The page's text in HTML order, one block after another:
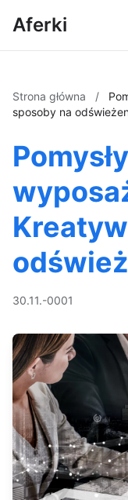
Aferki
Strona główna /
sposoby na
30.11.-0001